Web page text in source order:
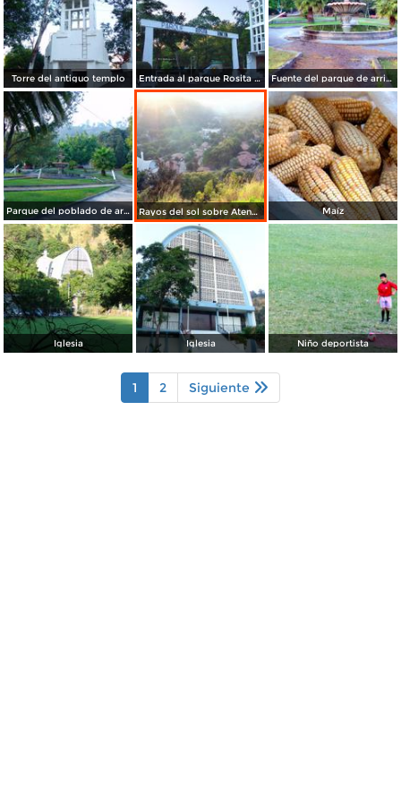
Torre del antiguo templo Entrada al parque Rosita Rincón Fuente del parque de arriba
Parque del poblado de arriba Rayos del sol sobre Atenquique Maíz
Iglesia Iglesia Niño deportista
1 2 Siguiente